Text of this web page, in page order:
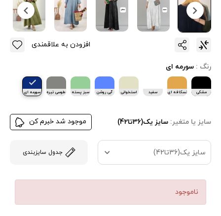
رنگ : سورمه ای
مشکی نسکافه ای سفید استخوانی آبی روشن
سبز پسته
طوسی تیره سورمه ای
سایز یا متغیر: سایز یک(36تا42) موجود شد خبرم کن
سایز یک(36تا42) جدول سایزبندی
ناموجود
افزودن به علاقمندی